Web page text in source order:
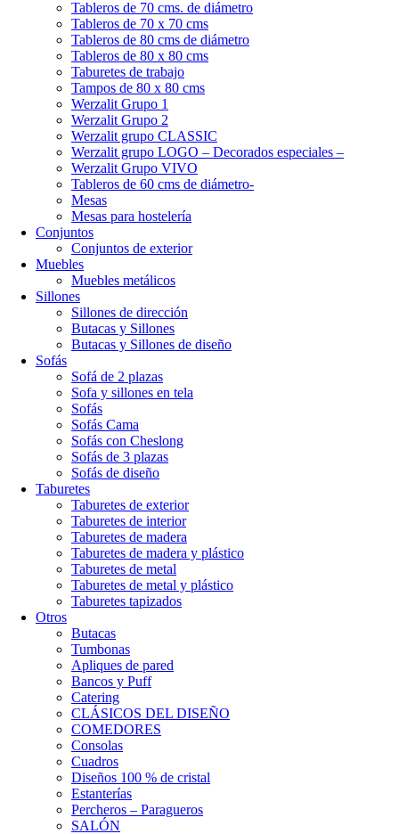
Tableros de 70 cms. de diámetro
Tableros de 70 x 70 cms
Tableros de 80 cms de diámetro
Tableros de 80 x 80 cms
Taburetes de trabajo
Tampos de 80 x 80 cms
Werzalit Grupo 1
Werzalit Grupo 2
Werzalit grupo CLASSIC
Werzalit grupo LOGO – Decorados especiales –
Werzalit Grupo VIVO
Tableros de 60 cms de diámetro-
Mesas
Mesas para hostelería
Conjuntos
Conjuntos de exterior
Muebles
Muebles metálicos
Sillones
Sillones de dirección
Butacas y Sillones
Butacas y Sillones de diseño
Sofás
Sofá de 2 plazas
Sofa y sillones en tela
Sofás
Sofás Cama
Sofás con Cheslong
Sofás de 3 plazas
Sofás de diseño
Taburetes
Taburetes de exterior
Taburetes de interior
Taburetes de madera
Taburetes de madera y plástico
Taburetes de metal
Taburetes de metal y plástico
Taburetes tapizados
Otros
Butacas
Tumbonas
Apliques de pared
Bancos y Puff
Catering
CLÁSICOS DEL DISEÑO
COMEDORES
Consolas
Cuadros
Diseños 100 % de cristal
Estanterías
Percheros – Paragueros
SALÓN